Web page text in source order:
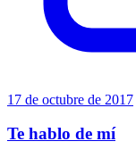
17 de octubre de 2017
Te hablo de mí